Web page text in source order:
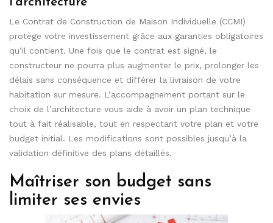
Le Contrat de Construction de Maison Individuelle (CCMI)
protège votre investissement grâce aux garanties obligatoires
qu’il contient. Une fois que le contrat est signé, le
constructeur ne pourra plus augmenter le prix, prolonger les
délais sans conséquence et différer la livraison de votre
habitation sur mesure. L’accompagnement portant sur le
choix de l’architecture vous aide à avoir un plan technique
tout à fait réalisable, tout en respectant votre plan et votre
budget initial. Les modifications sont possibles jusqu’à la
validation définitive des plans détaillés.
Maîtriser son budget sans
limiter ses envies